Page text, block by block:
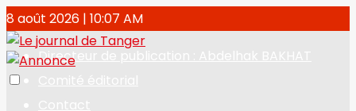
8 août 2026 | 10:07 AM
Directeur de publication : Abdelhak BAKHAT